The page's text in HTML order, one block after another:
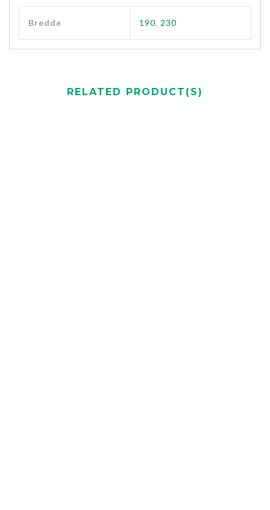
Bredde 190, 230
RELATED PRODUCT(S)